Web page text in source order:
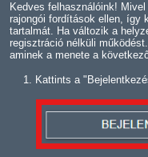
Kedves felhasználóink!
rajongói fordítások ellen, így
tartalmát. Ha változik a
regisztráció nélküli
aminek a menete a
Kattints a